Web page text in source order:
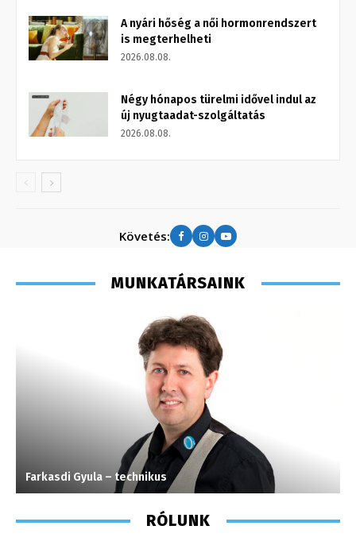
A nyári hőség a női hormonrendszert
is megterhelheti
2026.08.08.
Négy hónapos türelmi idővel indul az
új nyugtaadat-szolgáltatás
2026.08.08.
Követés:
MUNKATÁRSAINK
Farkasdi Gyula – technikus
RÓLUNK